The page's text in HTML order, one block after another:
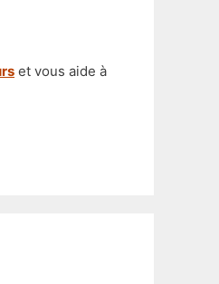
et vous aide à